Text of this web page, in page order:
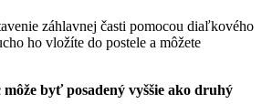
záhlavnej časti pomocou diaľkového
ho vložíte do postele a môžete
byť posadený vyššie ako druhý